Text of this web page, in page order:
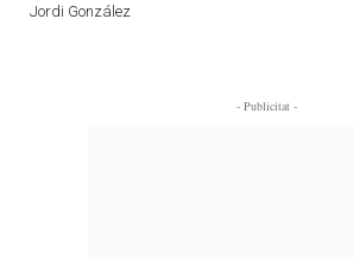
Jordi González
- Publicitat -